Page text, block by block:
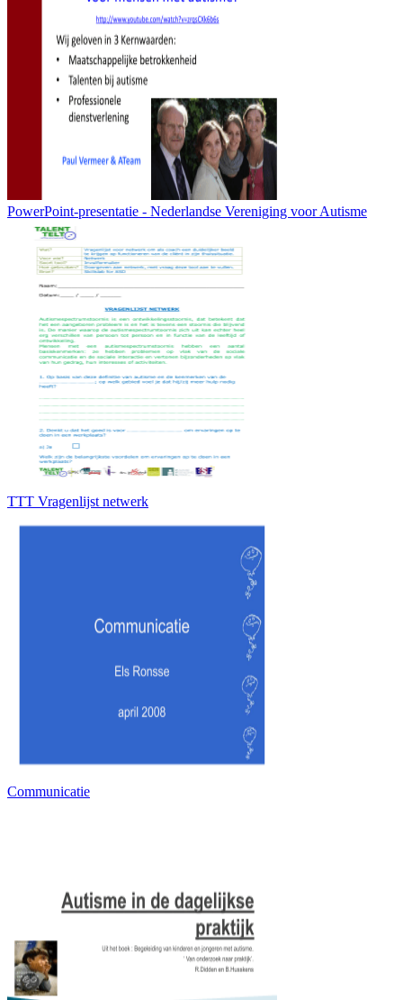
PowerPoint-presentatie - Nederlandse Vereniging voor Autisme
TTT Vragenlijst netwerk
Communicatie